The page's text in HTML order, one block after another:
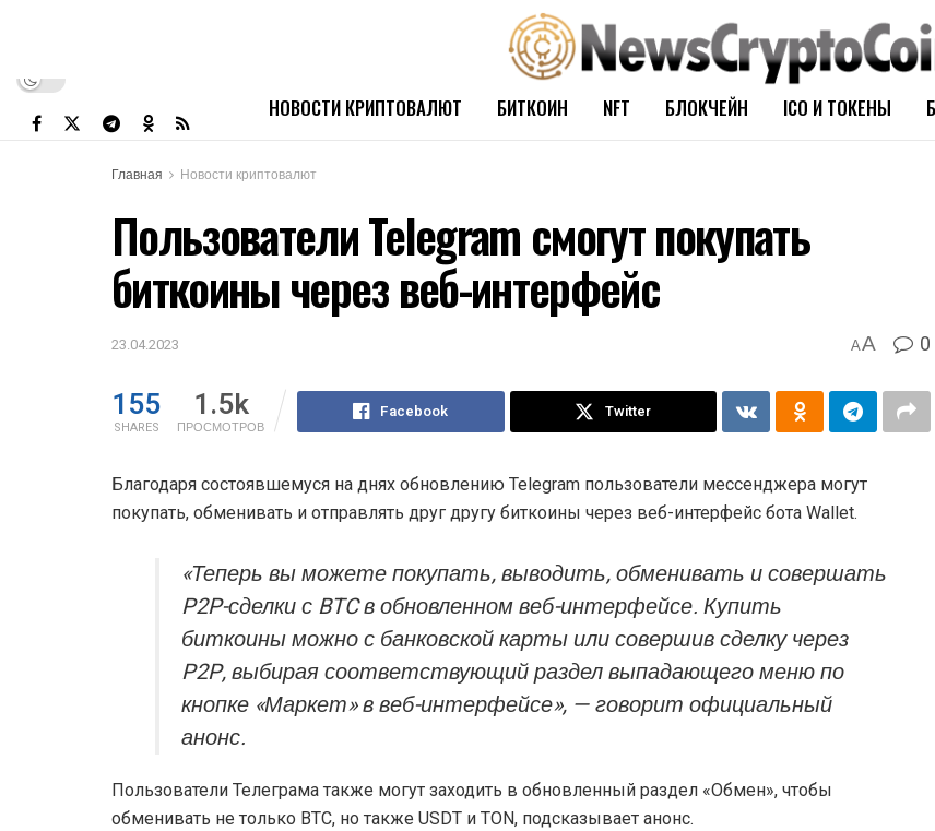
НОВОСТИ КРИПТОВАЛЮТ БИТКОИН NFT БЛОКЧЕЙН ICO И ТОКЕНЫ
Главная
Новости криптовалют
Пользователи Telegram смогут покупать
биткоины через веб-интерфейс
23.04.2023 AA 0
155
SHARES
1.5k
ПРОСМОТРОВ
Facebook Twitter
Благодаря состоявшемуся на днях обновлению Telegram пользователи мессенджера могут
покупать, обменивать и отправлять друг другу биткоины через веб-интерфейс бота Wallet.
«Теперь вы можете покупать, выводить, обменивать и совершать
P2P-сделки с BTC в обновленном веб-интерфейсе. Купить
биткоины можно с банковской карты или совершив сделку через
P2P, выбирая соответствующий раздел выпадающего меню по
кнопке «Маркет» в веб-интерфейсе», — говорит официальный
анонс.
Пользователи Телеграма также могут заходить в обновленный раздел «Обмен», чтобы
обменивать не только BTC, но также USDT и TON, подсказывает анонс.